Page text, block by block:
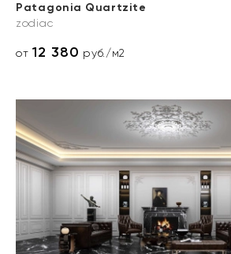
Patagonia Quartzite
zodiac
от12 380 руб./м2